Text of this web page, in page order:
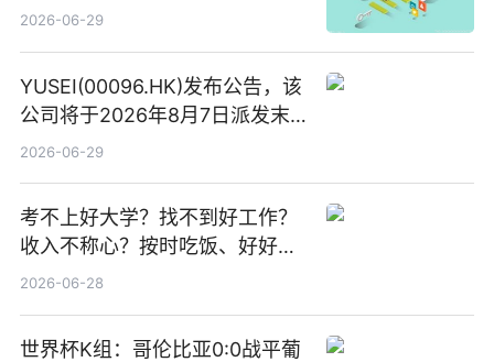
讯
2026-06-29
YUSEI(00096.HK)发布公告，该
公司将于2026年8月7日派发末
期股息每股人民币0.013元 每日
2026-06-29
考不上好大学？找不到好工作？
收入不称心？按时吃饭、好好睡
觉
2026-06-28
世界杯K组：哥伦比亚0:0战平葡